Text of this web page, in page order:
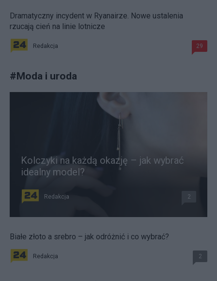
Dramatyczny incydent w Ryanairze. Nowe ustalenia
rzucają cień na linie lotnicze
Redakcja 29
#Moda i uroda
Kolczyki na każdą okazję – jak wybrać
idealny model?
Redakcja 2
Białe złoto a srebro – jak odróżnić i co wybrać?
Redakcja 2